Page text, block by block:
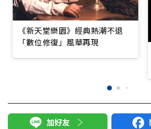
《新天堂樂園》經典熱潮不退
「數位修復」風華再現
加好友